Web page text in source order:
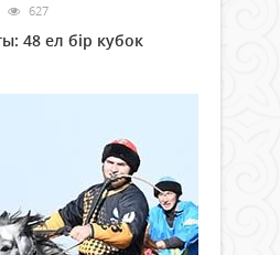
627
48 ел бір кубок